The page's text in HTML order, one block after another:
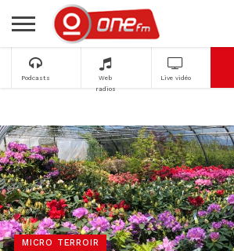
Podcasts
Web
radios
Live vidéo
MICRO TERROIR